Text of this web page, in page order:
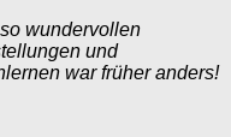
wundervollen
und
war früher anders!